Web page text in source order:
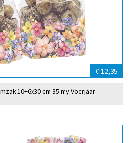
€ 12,35
10+6x30 cm 35 my Voorjaar